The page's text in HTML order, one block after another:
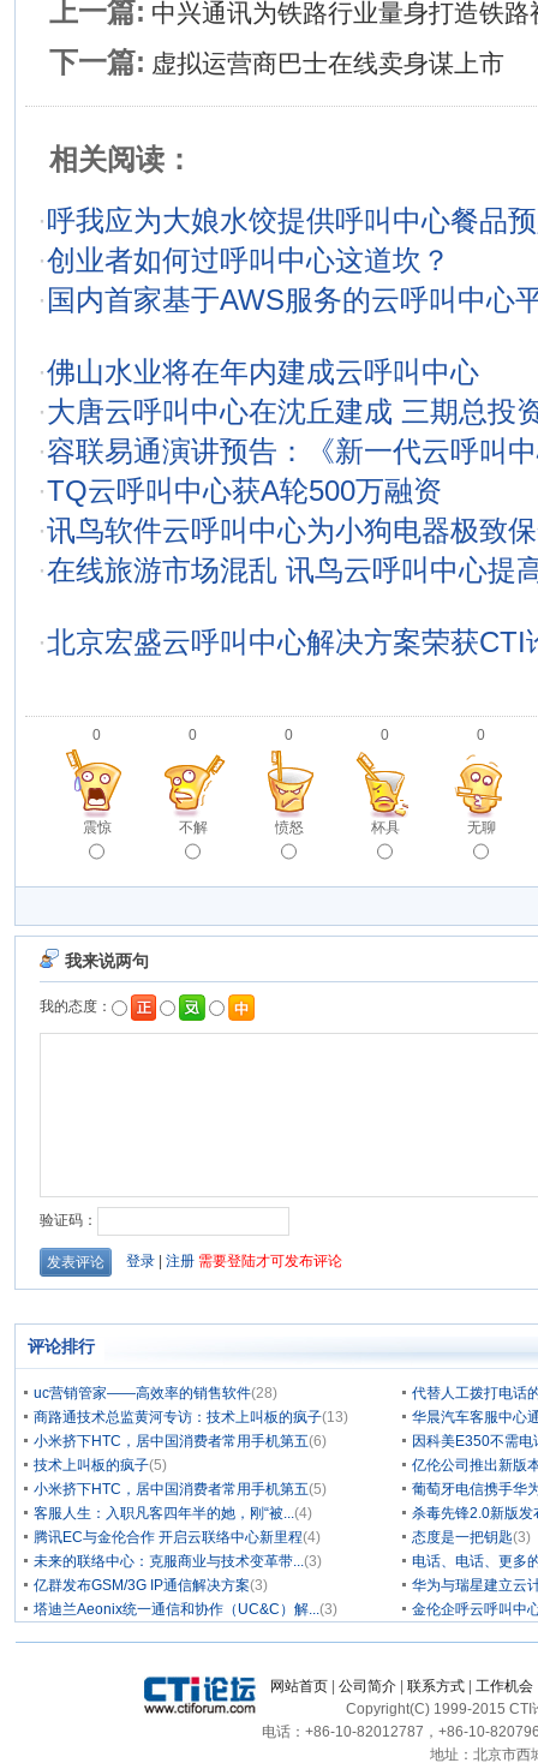
上一篇: 中兴通讯为铁路行业量身打造铁路
下一篇: 虚拟运营商巴士在线卖身谋上市
相关阅读：
·呼我应为大娘水饺提供呼叫中心餐品
·创业者如何过呼叫中心这道坎？
· 国内首家基于AWS服务的云呼叫中心
·佛山水业将在年内建成云呼叫中心
·大唐云呼叫中心在沈丘建成 三期总投
·容联易通演讲预告：《新一代云呼叫
·TQ云呼叫中心获A轮500万融资
·讯鸟软件云呼叫中心为小狗电器极致
·在线旅游市场混乱 讯鸟云呼叫中心提
·北京宏盛云呼叫中心解决方案荣获CTI
0
震惊
0
不解
0
愤怒
0
杯具
0
无聊
评论排行
uc营销管家——高效率的销售软件(28)
代替人工拨打电话
商路通技术总监黄河专访：技术上叫板的疯子(13)
华晨汽车客服中心
小米挤下HTC，居中国消费者常用手机第五(6)
因科美E350不需
技术上叫板的疯子(5)
亿伦公司推出新版
小米挤下HTC，居中国消费者常用手机第五(5)
葡萄牙电信携手华
客服人生：入职凡客四年半的她，刚“被...(4)
杀毒先锋2.0新版发
腾讯EC与金伦合作 开启云联络中心新里程(4) 态度是一把钥匙(3)
未来的联络中心：克服商业与技术变革带...(3)
电话、电话、更多
亿群发布GSM/3G IP通信解决方案(3)
华为与瑞星建立云
塔迪兰Aeonix统一通信和协作（UC&C）解...(3) 金伦企呼云呼叫中
网站首页 公司简介 联系方式 工作机会
Copyright(C) 1999-2015 CTI
电话：+86-10-82012787，+86-10-
地址：北京市西